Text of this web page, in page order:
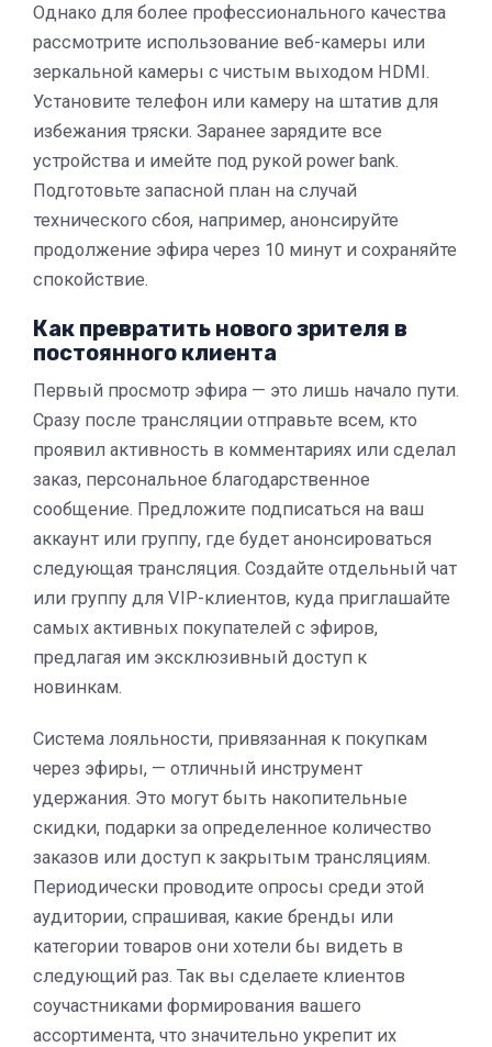
Однако для более профессионального качества
рассмотрите использование веб-камеры или
зеркальной камеры с чистым выходом HDMI.
Установите телефон или камеру на штатив для
избежания тряски. Заранее зарядите все
устройства и имейте под рукой power bank.
Подготовьте запасной план на случай
технического сбоя, например, анонсируйте
продолжение эфира через 10 минут и сохраняйте
спокойствие.
Как превратить нового зрителя в
постоянного клиента
Первый просмотр эфира — это лишь начало пути.
Сразу после трансляции отправьте всем, кто
проявил активность в комментариях или сделал
заказ, персональное благодарственное
сообщение. Предложите подписаться на ваш
аккаунт или группу, где будет анонсироваться
следующая трансляция. Создайте отдельный чат
или группу для VIP-клиентов, куда приглашайте
самых активных покупателей с эфиров,
предлагая им эксклюзивный доступ к
новинкам.
Система лояльности, привязанная к покупкам
через эфиры, — отличный инструмент
удержания. Это могут быть накопительные
скидки, подарки за определенное количество
заказов или доступ к закрытым трансляциям.
Периодически проводите опросы среди этой
аудитории, спрашивая, какие бренды или
категории товаров они хотели бы видеть в
следующий раз. Так вы сделаете клиентов
соучастниками формирования вашего
ассортимента, что значительно укрепит их